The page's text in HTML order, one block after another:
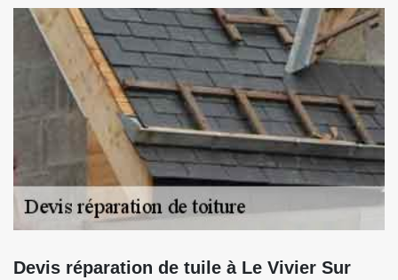
Devis réparation de tuile à Le Vivier Sur